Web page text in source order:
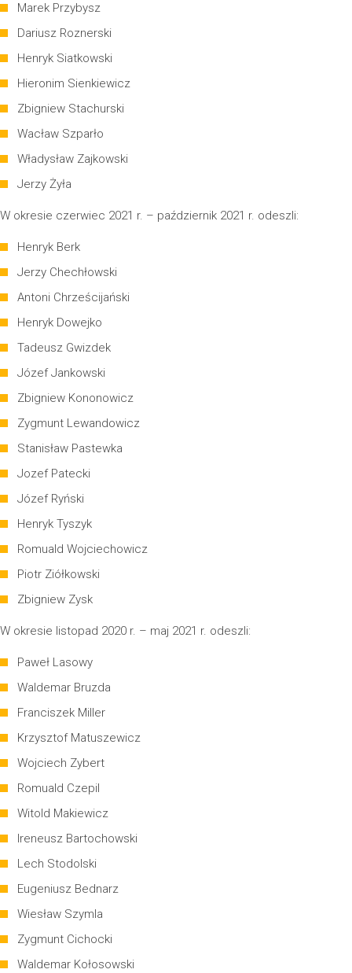
Marek Przybysz
Dariusz Roznerski
Henryk Siatkowski
Hieronim Sienkiewicz
Zbigniew Stachurski
Wacław Szparło
Władysław Zajkowski
Jerzy Żyła
W okresie czerwiec 2021 r. – październik 2021 r. odeszli:
Henryk Berk
Jerzy Chechłowski
Antoni Chrześcijański
Henryk Dowejko
Tadeusz Gwizdek
Józef Jankowski
Zbigniew Kononowicz
Zygmunt Lewandowicz
Stanisław Pastewka
Jozef Patecki
Józef Ryński
Henryk Tyszyk
Romuald Wojciechowicz
Piotr Ziółkowski
Zbigniew Zysk
W okresie listopad 2020 r. – maj 2021 r. odeszli:
Paweł Lasowy
Waldemar Bruzda
Franciszek Miller
Krzysztof Matuszewicz
Wojciech Zybert
Romuald Czepil
Witold Makiewicz
Ireneusz Bartochowski
Lech Stodolski
Eugeniusz Bednarz
Wiesław Szymla
Zygmunt Cichocki
Waldemar Kołosowski